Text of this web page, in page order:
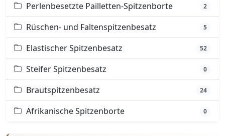
Perlenbesetzte Pailletten-Spitzenborte 2
Rüschen- und Faltenspitzenbesatz 5
Elastischer Spitzenbesatz 52
Steifer Spitzenbesatz 0
Brautspitzenbesatz 24
Afrikanische Spitzenborte 0